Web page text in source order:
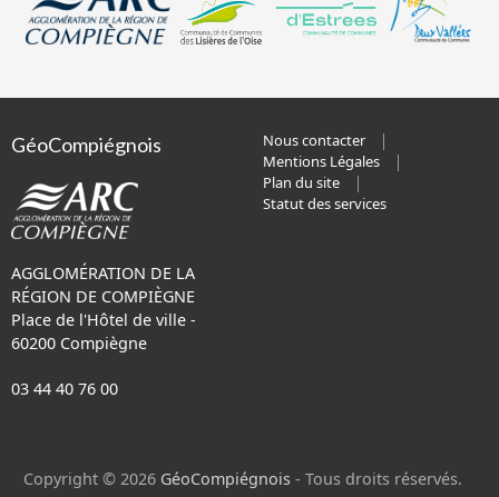
GéoCompiégnois
AGGLOMÉRATION DE LA
RÉGION DE COMPIÈGNE
Place de l'Hôtel de ville -
60200 Compiègne
03 44 40 76 00
Nous contacter
Mentions Légales
Plan du site
Statut des services
Copyright © 2026 GéoCompiégnois - Tous droits réservés.